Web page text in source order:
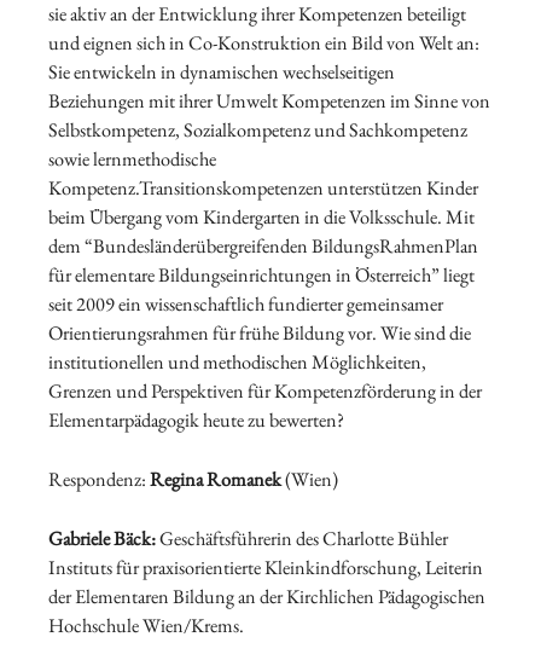
sie aktiv an der Entwicklung ihrer Kompetenzen beteiligt
und eignen sich in Co-Konstruktion ein Bild von Welt an:
Sie entwickeln in dynamischen wechselseitigen
Beziehungen mit ihrer Umwelt Kompetenzen im Sinne von
Selbstkompetenz, Sozialkompetenz und Sachkompetenz
sowie lernmethodische
Kompetenz.Transitionskompetenzen unterstützen Kinder
beim Übergang vom Kindergarten in die Volksschule. Mit
dem “Bundesländerübergreifenden BildungsRahmenPlan
für elementare Bildungseinrichtungen in Österreich” liegt
seit 2009 ein wissenschaftlich fundierter gemeinsamer
Orientierungsrahmen für frühe Bildung vor. Wie sind die
institutionellen und methodischen Möglichkeiten,
Grenzen und Perspektiven für Kompetenzförderung in der
Elementarpädagogik heute zu bewerten?
Respondenz:Regina Romanek(Wien)
Gabriele Bäck:Geschäftsführerin des Charlotte Bühler
Instituts für praxisorientierte Kleinkindforschung, Leiterin
der Elementaren Bildung an der Kirchlichen Pädagogischen
Hochschule Wien/Krems.